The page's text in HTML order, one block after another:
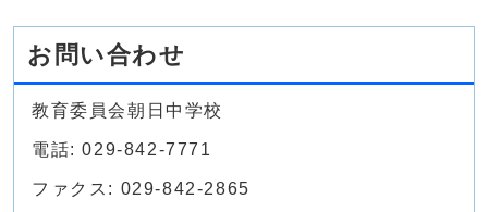
お問い合わせ
教育委員会朝日中学校
電話: 029-842-7771
ファクス: 029-842-2865